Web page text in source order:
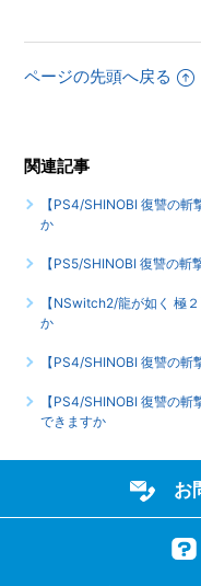
【PS4/SHINOBI 復讐
でしょうか
もっと見る
ページの先頭へ戻る
関連記事
【PS4/SHINOBI 復讐の
か
【PS5/SHINOBI 復讐の
【NSwitch2/龍が如く 極
か
【PS4/SHINOBI 復讐の
【PS4/SHINOBI 復讐の
できますか
お